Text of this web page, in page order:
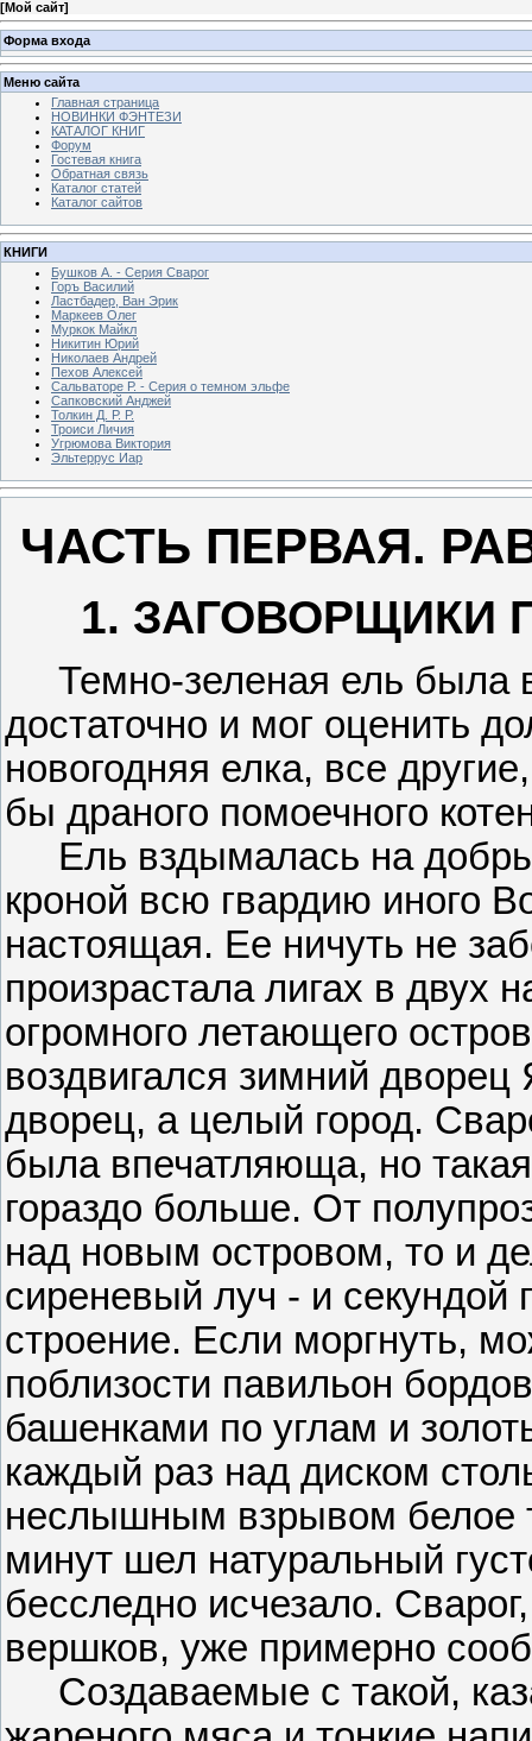
[Мой сайт]
Форма входа
Меню сайта
Главная страница
НОВИНКИ ФЭНТЕЗИ
КАТАЛОГ КНИГ
Форум
Гостевая книга
Обратная связь
Каталог статей
Каталог сайтов
КНИГИ
Бушков А. - Серия Сварог
Горъ Василий
Ластбадер, Ван Эрик
Маркеев Олег
Муркок Майкл
Никитин Юрий
Николаев Андрей
Пехов Алексей
Сальваторе Р. - Серия о темном эльфе
Сапковский Анджей
Толкин Д. Р. Р.
Троиси Личия
Угрюмова Виктория
Эльтеррус Иар
ЧАСТЬ ПЕРВАЯ.
1. ЗАГОВОРЩИКИ
Темно-зеленая ель была
достаточно и мог оценить
новогодняя елка, все
бы драного помоечного
Ель вздымалась на
кроной всю гвардию иного
настоящая. Ее ничуть не
произрастала лигах в двух
огромного летающего
воздвигался зимний
дворец, а целый город.
была впечатляюща, но
гораздо больше. От
над новым островом, то и
сиреневый луч - и секундой
строение. Если моргнуть,
поблизости павильон
башенками по углам и
каждый раз над диском
неслышным взрывом белое
минут шел натуральный
бесследно исчезало.
вершков, уже примерно
Создаваемые с такой,